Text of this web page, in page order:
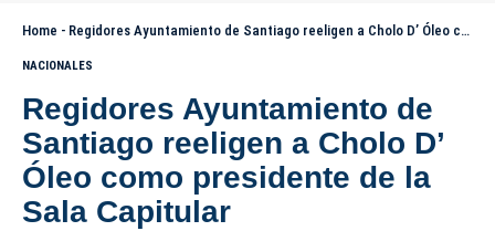
Home - Regidores Ayuntamiento de Santiago reeligen a Cholo D’ Óleo como presidente de la Sala Capitular
NACIONALES
Regidores Ayuntamiento de
Santiago reeligen a Cholo D’
Óleo como presidente de la
Sala Capitular